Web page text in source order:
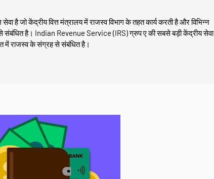
है जो केंद्रीय वित्त मंत्रालय में राजस्व विभाग के तहत कार्य करती है और विभिन्न
है। Indian Revenue Service (IRS) ग्रुप ए की सबसे बड़ी केंद्रीय सेवा
में राजस्व के संग्रह से संबंधित है।